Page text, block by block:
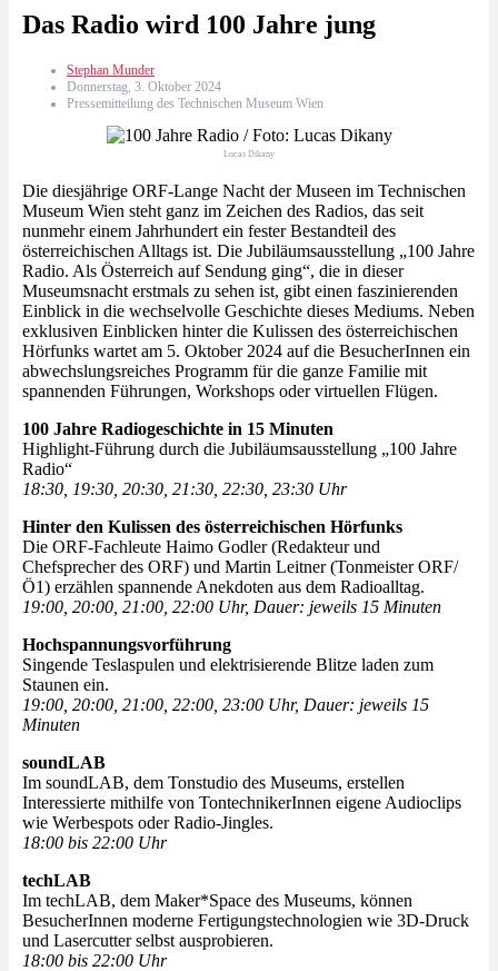
Das Radio wird 100 Jahre jung
Stephan Munder
Donnerstag, 3. Oktober 2024
Pressemitteilung des Technischen Museum Wien
Lucas Dikany
Die diesjährige ORF-Lange Nacht der Museen im Technischen
Museum Wien steht ganz im Zeichen des Radios, das seit
nunmehr einem Jahrhundert ein fester Bestandteil des
österreichischen Alltags ist. Die Jubiläumsausstellung „100 Jahre
Radio. Als Österreich auf Sendung ging“, die in dieser
Museumsnacht erstmals zu sehen ist, gibt einen faszinierenden
Einblick in die wechselvolle Geschichte dieses Mediums. Neben
exklusiven Einblicken hinter die Kulissen des österreichischen
Hörfunks wartet am 5. Oktober 2024 auf die BesucherInnen ein
abwechslungsreiches Programm für die ganze Familie mit
spannenden Führungen, Workshops oder virtuellen Flügen.
100 Jahre Radiogeschichte in 15 Minuten
Highlight-Führung durch die Jubiläumsausstellung „100 Jahre
Radio“
18:30, 19:30, 20:30, 21:30, 22:30, 23:30 Uhr
Hinter den Kulissen des österreichischen Hörfunks
Die ORF-Fachleute Haimo Godler (Redakteur und
Chefsprecher des ORF) und Martin Leitner (Tonmeister ORF/
Ö1) erzählen spannende Anekdoten aus dem Radioalltag.
19:00, 20:00, 21:00, 22:00 Uhr, Dauer: jeweils 15 Minuten
Hochspannungsvorführung
Singende Teslaspulen und elektrisierende Blitze laden zum
Staunen ein.
19:00, 20:00, 21:00, 22:00, 23:00 Uhr, Dauer: jeweils 15
Minuten
soundLAB
Im soundLAB, dem Tonstudio des Museums, erstellen
Interessierte mithilfe von TontechnikerInnen eigene Audioclips
wie Werbespots oder Radio-Jingles.
18:00 bis 22:00 Uhr
techLAB
Im techLAB, dem Maker*Space des Museums, können
BesucherInnen moderne Fertigungstechnologien wie 3D-Druck
und Lasercutter selbst ausprobieren.
18:00 bis 22:00 Uhr